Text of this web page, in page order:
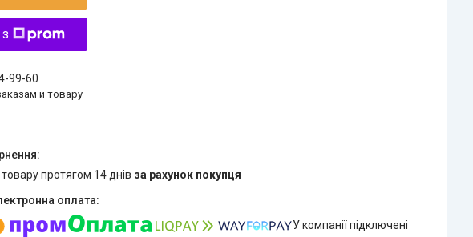
99-60
и товару
товару протягом 14 днів за рахунок покупця
У компанії підключені